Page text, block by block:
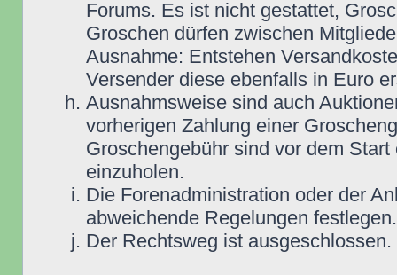
Forums. Es ist nicht gestattet,
Groschen dürfen zwischen
Ausnahme: Entstehen
Versender diese ebenfalls in Euro
Ausnahmsweise sind auch
vorherigen Zahlung einer
Groschengebühr sind vor dem
einzuholen.
Die Forenadministration oder der
abweichende Regelungen festlegen.
Der Rechtsweg ist ausgeschlossen.